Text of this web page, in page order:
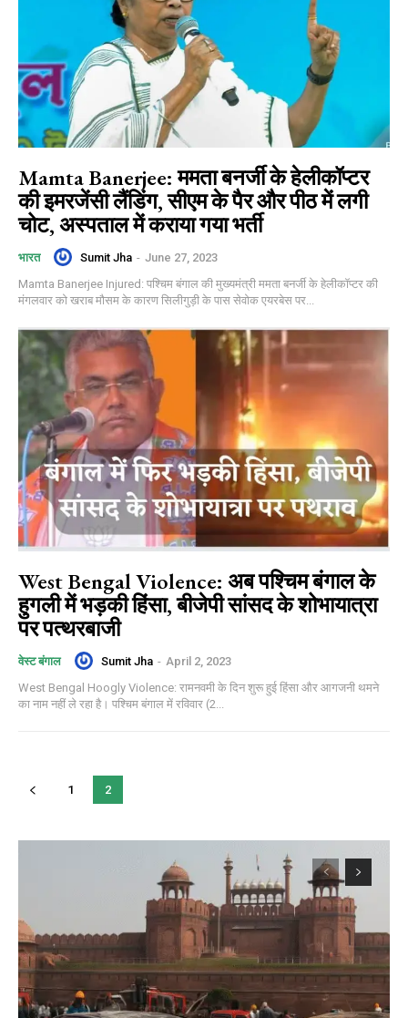
Mamta Banerjee: ममता बनर्जी के हेलीकॉप्टर
की इमरजेंसी लैंडिंग, सीएम के पैर और पीठ में लगी
चोट, अस्पताल में कराया गया भर्ती
भारत Sumit Jha - June 27, 2023
Mamta Banerjee Injured: पश्चिम बंगाल की मुख्यमंत्री ममता बनर्जी के हेलीकॉप्टर की
मंगलवार को खराब मौसम के कारण सिलीगुड़ी के पास सेवोक एयरबेस पर...
West Bengal Violence: अब पश्चिम बंगाल के
हुगली में भड़की हिंसा, बीजेपी सांसद के शोभायात्रा
पर पत्थरबाजी
वेस्ट बंगाल Sumit Jha - April 2, 2023
West Bengal Hoogly Violence: रामनवमी के दिन शुरू हुई हिंसा और आगजनी थमने
का नाम नहीं ले रहा है। पश्चिम बंगाल में रविवार (2...
1 2